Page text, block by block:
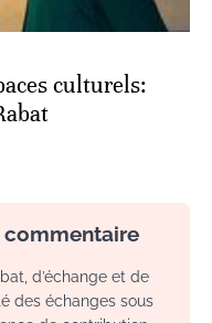
culturels:
commentaire
d’échange et de
des échanges sous